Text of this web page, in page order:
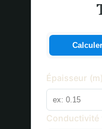
Épaisseur (m)
Conductivité